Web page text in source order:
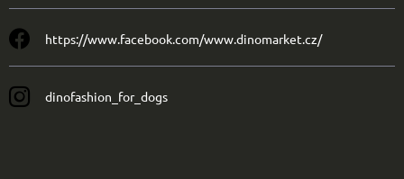
https://www.facebook.com/www.dinomarket.cz/
dinofashion_for_dogs